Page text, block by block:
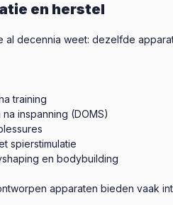
en herstel
al decennia weet: dezelfde
training
inspanning (DOMS)
spierstimulatie
en bodybuilding
apparaten bieden vaak